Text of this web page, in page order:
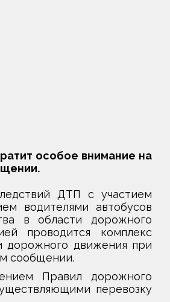
особое внимание на
ДТП с участием
водителями автобусов
в области дорожного
проводится комплекс
дорожного движения при
сообщении.
Правил дорожного
перевозку